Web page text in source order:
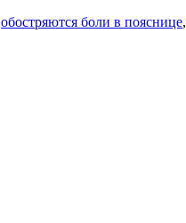
обостряются боли в пояснице,